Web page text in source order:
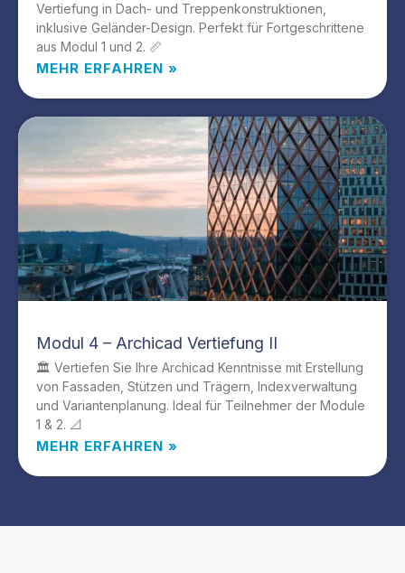
Vertiefung in Dach- und Treppenkonstruktionen,
inklusive Geländer-Design. Perfekt für Fortgeschrittene
aus Modul 1 und 2. 📏
MEHR ERFAHREN »
Modul 4 – Archicad Vertiefung II
🏛️ Vertiefen Sie Ihre Archicad Kenntnisse mit Erstellung
von Fassaden, Stützen und Trägern, Indexverwaltung
und Variantenplanung. Ideal für Teilnehmer der Module
1 & 2. 📐
MEHR ERFAHREN »